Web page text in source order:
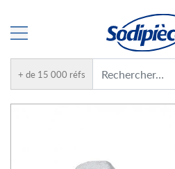
+ de 15 000 réfs